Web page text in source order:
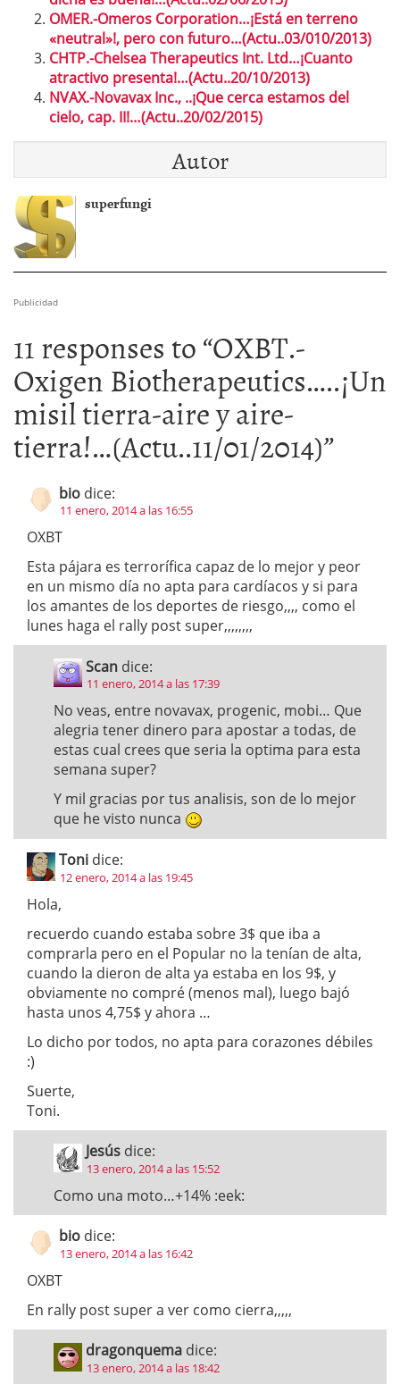
OMER.-Omeros Corporation…¡Está en terreno
«neutral»!, pero con futuro…(Actu..03/010/2013)
CHTP.-Chelsea Therapeutics Int. Ltd…¡Cuanto
atractivo presenta!…(Actu..20/10/2013)
NVAX.-Novavax Inc., ..¡Que cerca estamos del
cielo, cap. II!…(Actu..20/02/2015)
Autor
superfungi
Publicidad
11 responses to “OXBT.-
Oxigen Biotherapeutics…..¡Un
misil tierra-aire y aire-
tierra!…(Actu..11/01/2014)”
bio dice:
11 enero, 2014 a las 16:55
OXBT
Esta pájara es terrorífica capaz de lo mejor y peor
en un mismo día no apta para cardíacos y si para
los amantes de los deportes de riesgo,,,, como el
lunes haga el rally post super,,,,,,,,
Scan dice:
11 enero, 2014 a las 17:39
No veas, entre novavax, progenic, mobi… Que
alegria tener dinero para apostar a todas, de
estas cual crees que seria la optima para esta
semana super?
Y mil gracias por tus analisis, son de lo mejor
que he visto nunca
Toni dice:
12 enero, 2014 a las 19:45
Hola,
recuerdo cuando estaba sobre 3$ que iba a
comprarla pero en el Popular no la tenían de alta,
cuando la dieron de alta ya estaba en los 9$, y
obviamente no compré (menos mal), luego bajó
hasta unos 4,75$ y ahora …
Lo dicho por todos, no apta para corazones débiles
:)
Suerte,
Toni.
Jesús dice:
13 enero, 2014 a las 15:52
Como una moto…+14% :eek:
bio dice:
13 enero, 2014 a las 16:42
OXBT
En rally post super a ver como cierra,,,,,
dragonquema dice:
13 enero, 2014 a las 18:42